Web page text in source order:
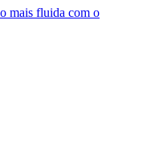
mais fluida com o